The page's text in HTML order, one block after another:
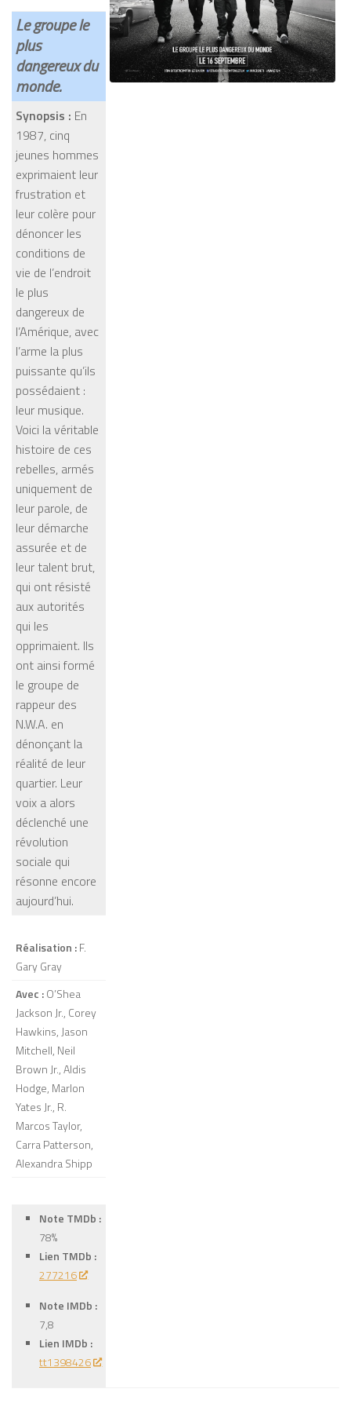
Le groupe le
plus
dangereux du
monde.
Synopsis : En
1987, cinq
jeunes hommes
exprimaient leur
frustration et
leur colère pour
dénoncer les
conditions de
vie de l’endroit
le plus
dangereux de
l’Amérique, avec
l’arme la plus
puissante qu’ils
possédaient :
leur musique.
Voici la véritable
histoire de ces
rebelles, armés
uniquement de
leur parole, de
leur démarche
assurée et de
leur talent brut,
qui ont résisté
aux autorités
qui les
opprimaient. Ils
ont ainsi formé
le groupe de
rappeur des
N.W.A. en
dénonçant la
réalité de leur
quartier. Leur
voix a alors
déclenché une
révolution
sociale qui
résonne encore
aujourd’hui.
Réalisation :F.
Gary Gray
Avec :O’Shea
Jackson Jr., Corey
Hawkins, Jason
Mitchell, Neil
Brown Jr., Aldis
Hodge, Marlon
Yates Jr., R.
Marcos Taylor,
Carra Patterson,
Alexandra Shipp
Note TMDb :
78%
Lien TMDb :
277216
Note IMDb :
7,8
Lien IMDb :
tt1398426